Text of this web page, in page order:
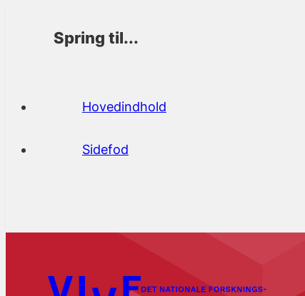
Spring til...
Hovedindhold
Sidefod